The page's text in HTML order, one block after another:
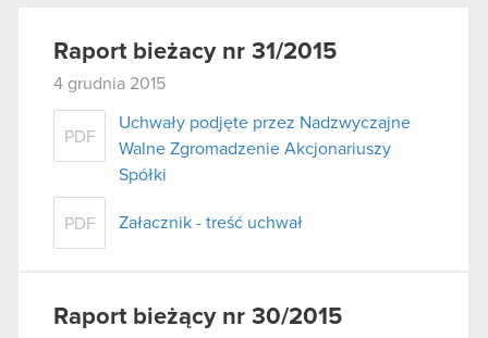
Raport bieżacy nr 31/2015
4 grudnia 2015
PDF
Uchwały podjęte przez Nadzwyczajne
Walne Zgromadzenie Akcjonariuszy
Spółki
PDF Załacznik - treść uchwał
Raport bieżący nr 30/2015